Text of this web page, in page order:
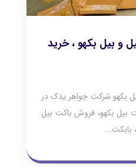
و بیل بکهو ، خرید
بکهو شرکت جواهر یدک در
بکهو، فروش باکت بیل
بابکت...